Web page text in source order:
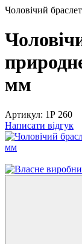
Чоловічий
мм
Артикул: 1Р 260
Написати відгук